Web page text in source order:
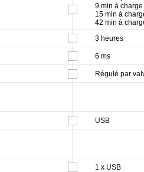
9 min à
15 min à
42 min à
3 heures
6 ms
Régulé par
USB
1 x USB